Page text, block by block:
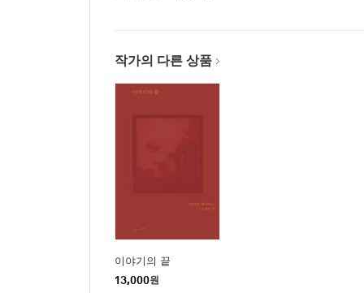
작가의 다른 상품
이야기의 끝
13,000원